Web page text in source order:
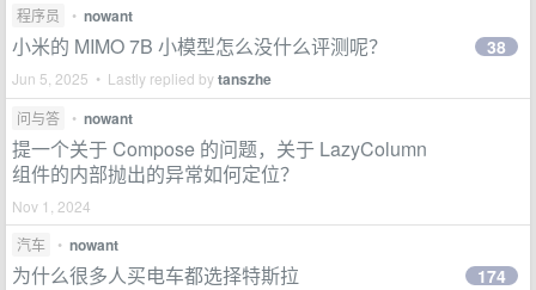
程序员 • nowant
小米的 MIMO 7B 小模型怎么没什么评测呢？
Jun 5, 2025 • Lastly replied bytanszhe
38
问与答 • nowant
提一个关于 Compose 的问题，关于 LazyColumn
组件的内部抛出的异常如何定位？
Nov 1, 2024
汽车
• nowant
为什么很多人买电车都选择特斯拉 174